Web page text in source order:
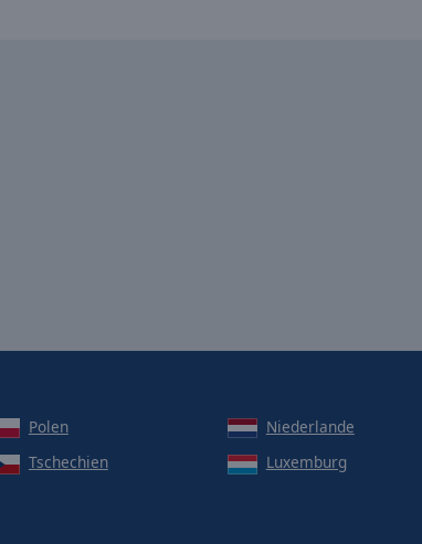
Polen Niederlande
Tschechien Luxemburg